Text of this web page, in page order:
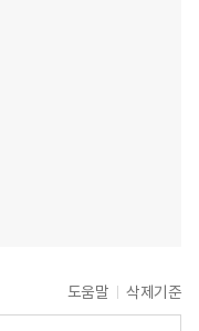
도움말 삭제기준